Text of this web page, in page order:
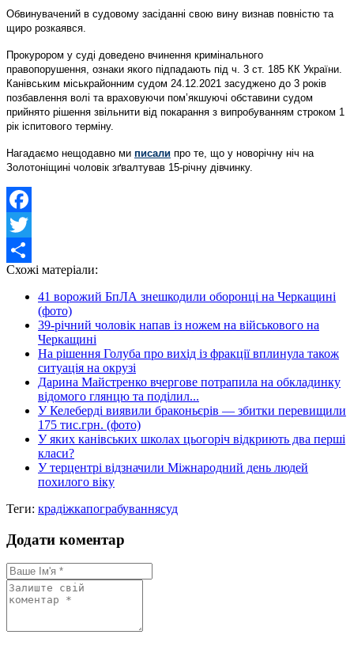
Обвинувачений в судовому засіданні свою вину визнав повністю та
щиро розкаявся.
Прокурором у суді доведено вчинення кримінального
правопорушення, ознаки якого підпадають під ч. 3 ст. 185 КК України.
Канівським міськрайонним судом 24.12.2021 засуджено до 3 років
позбавлення волі та враховуючи пом’якшуючі обставини судом
прийнято рішення звільнити від покарання з випробуванням строком 1
рік іспитового терміну.
Нагадаємо нещодавно ми писали про те, що у новорічну ніч на
Золотоніщині чоловік зґвалтував 15-річну дівчинку.
Facebook
Twitter
Share
Схожі матеріали:
41 ворожий БпЛА знешкодили оборонці на Черкащині
(фото)
39-річний чоловік напав із ножем на військового на
Черкащині
На рішення Голуба про вихід із фракції вплинула також
ситуація на окрузі
Дарина Майстренко вчергове потрапила на обкладинку
відомого глянцю та поділил...
У Келеберді виявили браконьєрів — збитки перевищили
175 тис.грн. (фото)
У яких канівських школах цьогоріч відкриють два перші
класи?
У терцентрі відзначили Міжнародний день людей
похилого віку
Теги: крадіжкапограбуваннясуд
Додати коментар